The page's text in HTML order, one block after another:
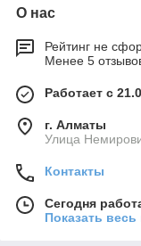
О нас
Рейтинг не
Менее 5
Работает с
г. Алматы
Улица
Контакты
Сегодня
Показать